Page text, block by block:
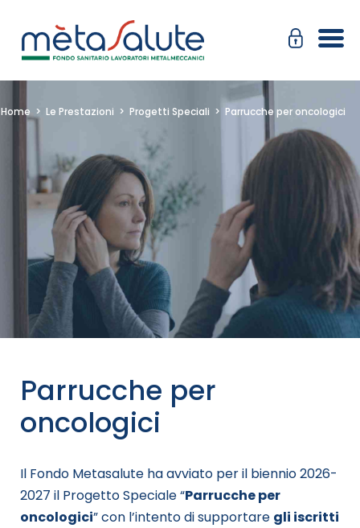
contenuto
navigazione
Home > Le Prestazioni > Progetti Speciali > Parrucche per oncologici
Parrucche per
oncologici
Il Fondo Metasalute ha avviato per il biennio 2026-
2027 il Progetto Speciale “Parrucche per
oncologici” con l’intento di supportare gli iscritti